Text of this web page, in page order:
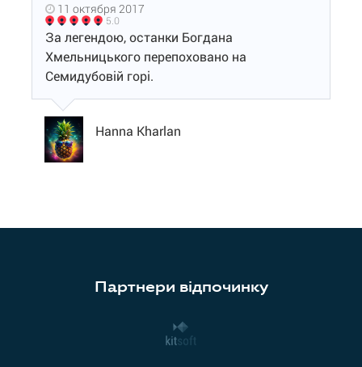
11 октября 2017
5.0
За легендою, останки Богдана
Хмельницького перепоховано на
Семидубовій горі.
Hanna Kharlan
Партнери відпочинку